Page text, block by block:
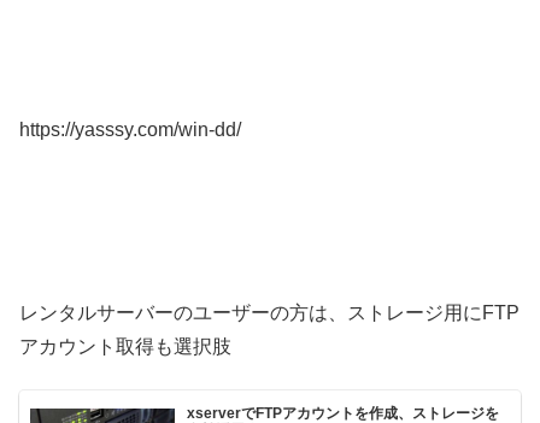
https://yasssy.com/win-dd/
レンタルサーバーのユーザーの方は、ストレージ用にFTP
アカウント取得も選択肢
xserverでFTPアカウントを作成、ストレージを